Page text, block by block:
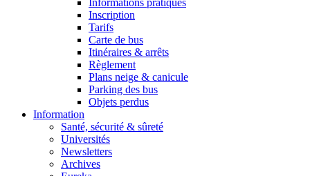
Informations pratiques
Inscription
Tarifs
Carte de bus
Itinéraires & arrêts
Règlement
Plans neige & canicule
Parking des bus
Objets perdus
Information
Santé, sécurité & sûreté
Universités
Newsletters
Archives